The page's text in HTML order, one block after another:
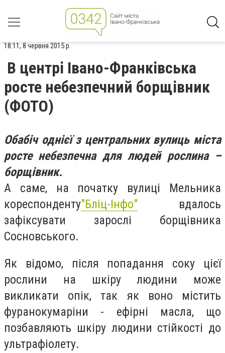
18:11, 8 червня 2015 р.
В центрі Івано-Франківська
росте небезпечний борщівник
(ФОТО)
Обабіч однієї з центральних вулиць міста
росте небезпечна для людей рослина –
борщівник.
А саме, на початку вулиці Мельника
кореспонденту"Бліц-Інфо" вдалось
зафіксувати зарослі борщівника
Сосновського.
Як відомо, після попадання соку цієї
рослини на шкіру людини може
викликати опік, так як воно містить
фуранокумаріни - ефірні масла, що
позбавляють шкіру людини стійкості до
ультрафіолету.